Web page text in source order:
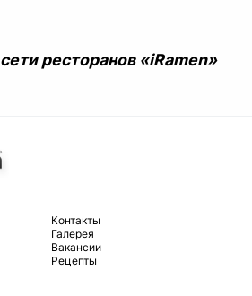
сети ресторанов «iRamen»
Контакты
Галерея
Вакансии
Рецепты